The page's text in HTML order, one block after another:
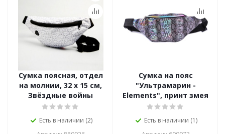
Сумка поясная, отдел
на молнии, 32 х 15 см,
Звёздные войны
Есть в наличии (2)
Сумка на пояс
"Ультрамарин -
Elements", принт змея
Есть в наличии (1)